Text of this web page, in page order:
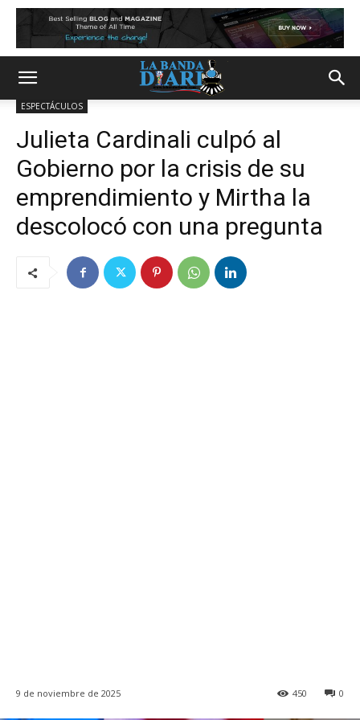
ESPECTÁCULOS
Julieta Cardinali culpó al
Gobierno por la crisis de su
emprendimiento y Mirtha la
descolocó con una pregunta
9 de noviembre de 2025 0
450